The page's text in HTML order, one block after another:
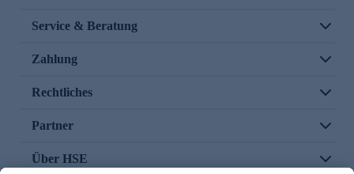
Service & Beratung
Zahlung
Rechtliches
Partner
Über HSE